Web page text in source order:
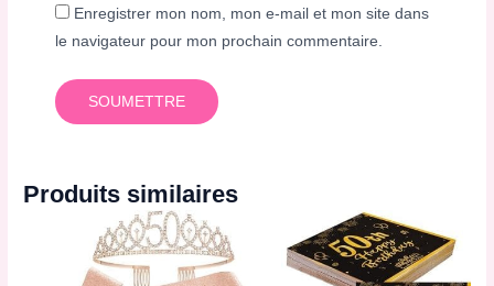
Enregistrer mon nom, mon e-mail et mon site dans
le navigateur pour mon prochain commentaire.
Produits similaires